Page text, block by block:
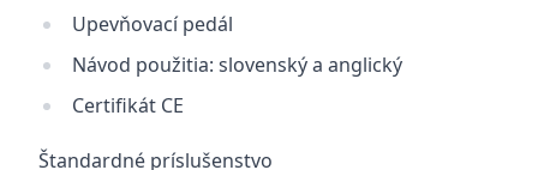
Upevňovací pedál
Návod použitia: slovenský a anglický
Certifikát CE
Štandardné príslušenstvo